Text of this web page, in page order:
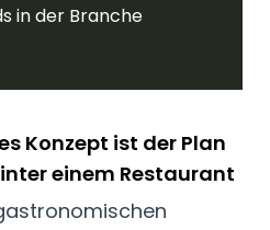
in der Branche
Konzept ist der Plan
einem Restaurant